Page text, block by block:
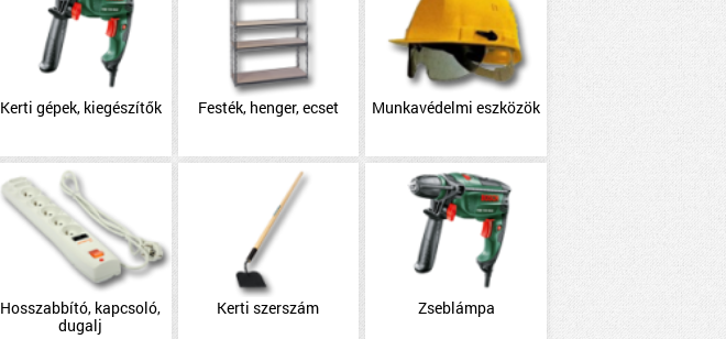
Kerti gépek, kiegészítők Festék, henger, ecset Munkavédelmi eszközök
Hosszabbító, kapcsoló,
dugalj
Kerti szerszám Zseblámpa